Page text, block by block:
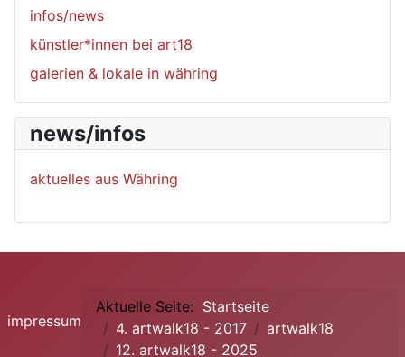
infos/news
künstler*innen bei art18
galerien & lokale in währing
news/infos
aktuelles aus Währing
impressum
Aktuelle Seite: Startseite
4. artwalk18 - 2017
artwalk18
12. artwalk18 - 2025